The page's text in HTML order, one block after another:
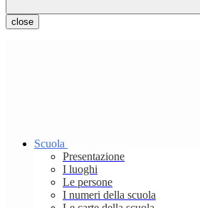
close
Scuola
Presentazione
I luoghi
Le persone
I numeri della scuola